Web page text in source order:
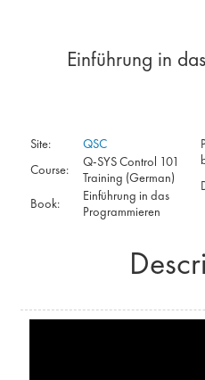
Einführung in
Site:
QSC
Course:
Q-SYS Control 101
Training (German)
Book:
Einführung in das
Programmieren